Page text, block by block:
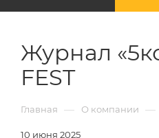
Журнал
FEST
Главная — О компании —
10 июня 2025